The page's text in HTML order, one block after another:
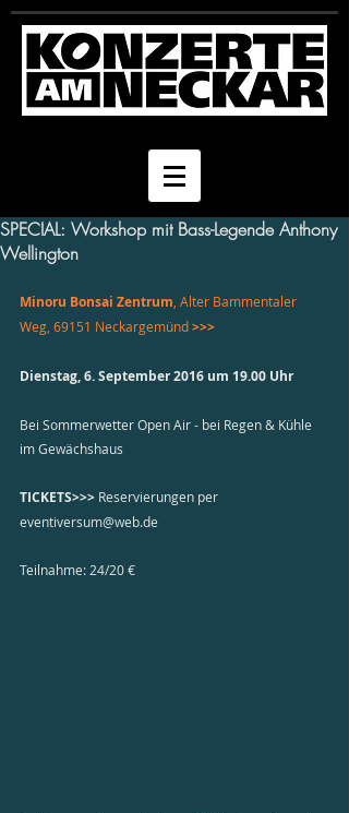
SPECIAL: Workshop mit Bass-Legende Anthony
Wellington
Minoru Bonsai Zentrum , Alter Bammentaler
Weg, 69151 Neckargemünd >>>
Dienstag, 6. September 2016 um 19.00 Uhr
Bei Sommerwetter Open Air - bei Regen & Kühle
im Gewächshaus
TICKETS>>> Reservierungen per
eventiversum@web.de
Teilnahme: 24/20 €